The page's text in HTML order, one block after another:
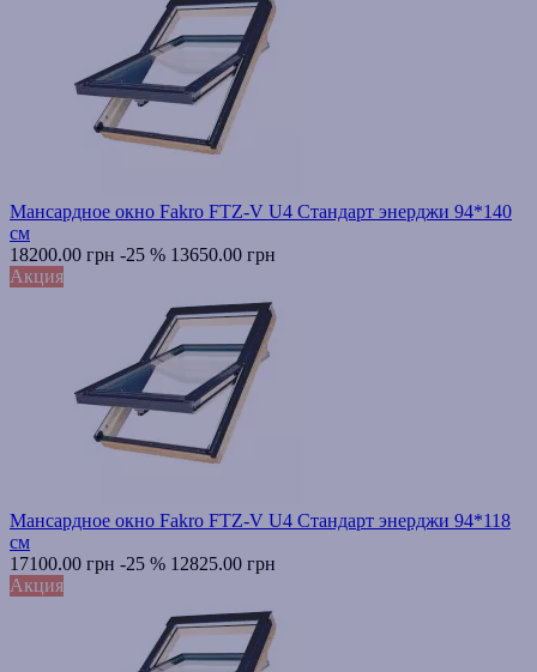
Мансардное окно Fakro FTZ-V U4 Стандарт энерджи 94*140
см
18200.00 грн -25 % 13650.00 грн
Акция
Мансардное окно Fakro FTZ-V U4 Стандарт энерджи 94*118
см
17100.00 грн -25 % 12825.00 грн
Акция